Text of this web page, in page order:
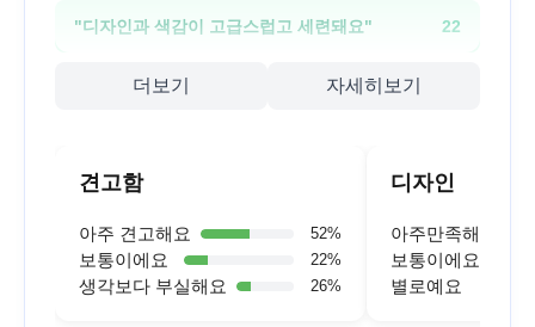
"디자인과 색감이 고급스럽고 세련돼요" 22
더보기 자세히보기
견고함
아주 견고해요 52%
보통이에요 22%
생각보다 부실해요 26%
디자인
아주만족해요
보통이에요
별로예요